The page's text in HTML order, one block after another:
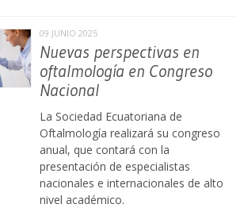
09 JUNIO 2025
Nuevas perspectivas en
oftalmología en Congreso
Nacional
La Sociedad Ecuatoriana de
Oftalmología realizará su congreso
anual, que contará con la
presentación de especialistas
nacionales e internacionales de alto
nivel académico.